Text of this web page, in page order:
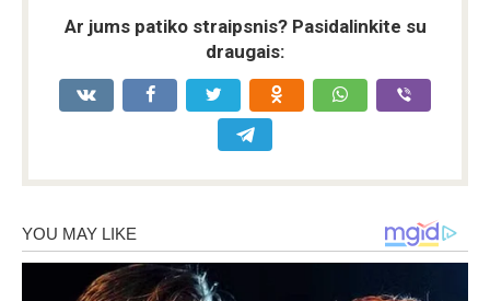
Ar jums patiko straipsnis? Pasidalinkite su
draugais: